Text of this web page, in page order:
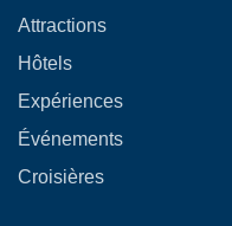
Attractions
Hôtels
Expériences
Événements
Croisières